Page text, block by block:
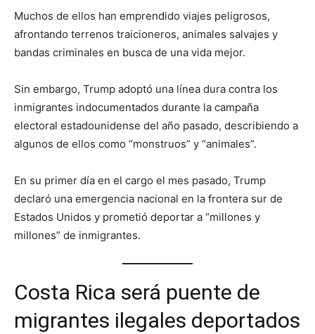
Muchos de ellos han emprendido viajes peligrosos,
afrontando terrenos traicioneros, animales salvajes y
bandas criminales en busca de una vida mejor.
Sin embargo, Trump adoptó una línea dura contra los
inmigrantes indocumentados durante la campaña
electoral estadounidense del año pasado, describiendo a
algunos de ellos como “monstruos” y “animales”.
En su primer día en el cargo el mes pasado, Trump
declaró una emergencia nacional en la frontera sur de
Estados Unidos y prometió deportar a “millones y
millones” de inmigrantes.
Costa Rica será puente de
migrantes ilegales deportados